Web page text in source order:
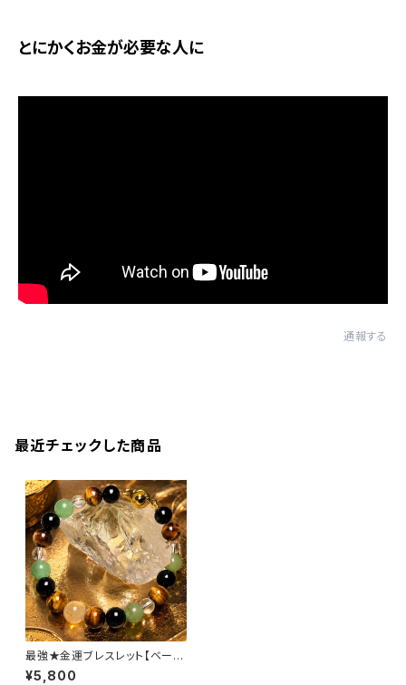
とにかくお金が必要な人に
通報する
最近チェックした商品
最強★金運ブレスレット【ベーシ
ック】
¥5,800